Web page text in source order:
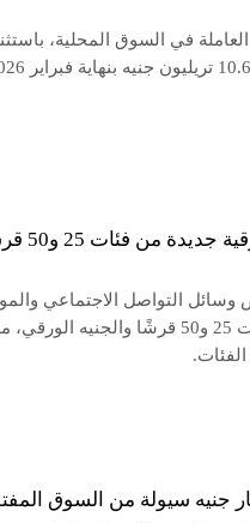
في السوق المحلية،
عاجل.. البنك المركزي ينفي
التواصل الاجتماعي
الإخبارية بشأن إصدار عملات ورقية جديدة من فئات 25 و50 قرشًا والجنيه